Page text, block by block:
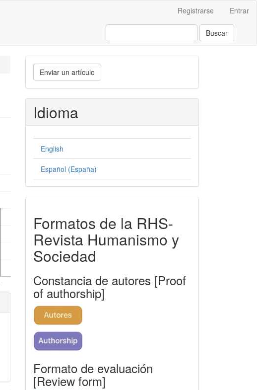
Registrarse Entrar
Buscar
Enviar
un
artículo
Enviar un artículo
Idioma
English
Español (España)
rhs
Formatos de la RHS-
Revista Humanismo y
Sociedad
Constancia de autores [Proof
of authorship]
Formato de evaluación
[Review form]